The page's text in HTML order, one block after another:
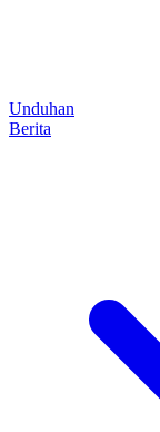
Unduhan
Berita